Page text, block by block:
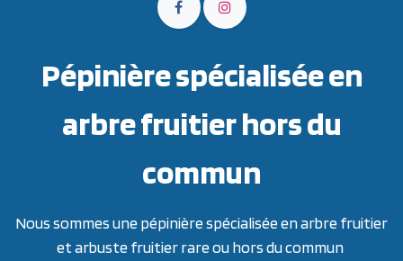
Pépinière spécialisée en
arbre fruitier hors du
commun
Nous sommes une pépinière spécialisée en arbre fruitier
et arbuste fruitier rare ou hors du commun